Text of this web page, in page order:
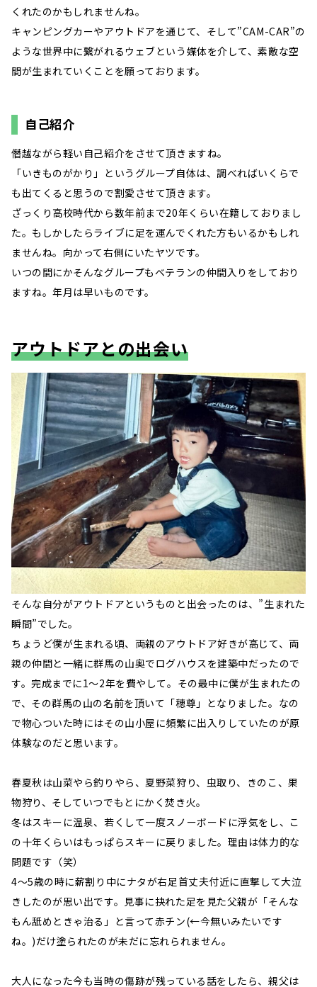
くれたのかもしれませんね。
キャンピングカーやアウトドアを通じて、そして”CAM-CAR”の
ような世界中に繋がれるウェブという媒体を介して、素敵な空
間が生まれていくことを願っております。
自己紹介
僭越ながら軽い自己紹介をさせて頂きますね。
「いきものがかり」というグループ自体は、調べればいくらで
も出てくると思うので割愛させて頂きます。
ざっくり高校時代から数年前まで20年くらい在籍しておりまし
た。もしかしたらライブに足を運んでくれた方もいるかもしれ
ませんね。向かって右側にいたヤツです。
いつの間にかそんなグループもベテランの仲間入りをしており
ますね。年月は早いものです。
アウトドアとの出会い
そんな自分がアウトドアというものと出会ったのは、”生まれた
瞬間”でした。
ちょうど僕が生まれる頃、両親のアウトドア好きが高じて、両
親の仲間と一緒に群馬の山奥でログハウスを建築中だったので
す。完成までに1～2年を費やして。その最中に僕が生まれたの
で、その群馬の山の名前を頂いて「穂尊」となりました。なの
で物心ついた時にはその山小屋に頻繁に出入りしていたのが原
体験なのだと思います。
春夏秋は山菜やら釣りやら、夏野菜狩り、虫取り、きのこ、果
物狩り、そしていつでもとにかく焚き火。
冬はスキーに温泉、若くして一度スノーボードに浮気をし、こ
の十年くらいはもっぱらスキーに戻りました。理由は体力的な
問題です（笑）
4～5歳の時に薪割り中にナタが右足首丈夫付近に直撃して大泣
きしたのが思い出です。見事に抉れた足を見た父親が「そんな
もん舐めときゃ治る」と言って赤チン(←今無いみたいです
ね。)だけ塗られたのが未だに忘れられません。
大人になった今も当時の傷跡が残っている話をしたら、親父は